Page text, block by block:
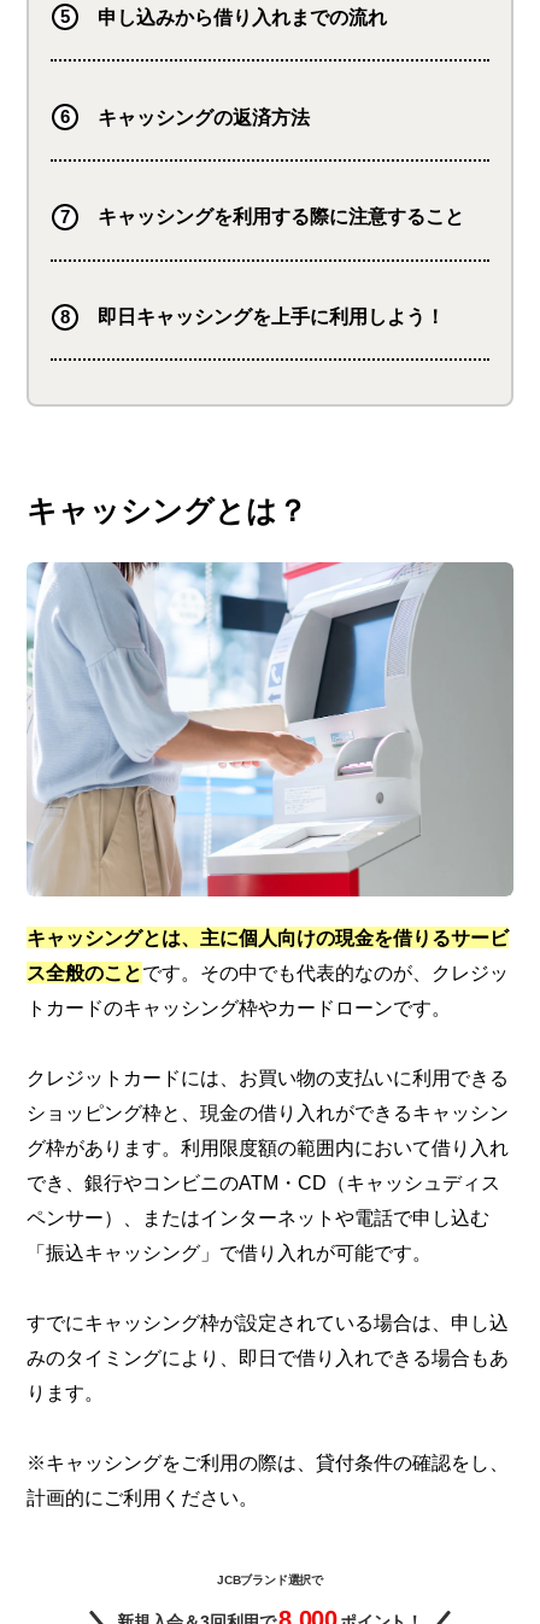
申し込みから借り入れまでの流れ
キャッシングの返済方法
キャッシングを利用する際に注意すること
即日キャッシングを上手に利用しよう！
キャッシングとは？
キャッシングとは、主に個人向けの現金を借りるサービ
ス全般のことです。その中でも代表的なのが、クレジッ
トカードのキャッシング枠やカードローンです。
クレジットカードには、お買い物の支払いに利用できる
ショッピング枠と、現金の借り入れができるキャッシン
グ枠があります。利用限度額の範囲内において借り入れ
でき、銀行やコンビニのATM・CD（キャッシュディス
ペンサー）、またはインターネットや電話で申し込む
「振込キャッシング」で借り入れが可能です。
すでにキャッシング枠が設定されている場合は、申し込
みのタイミングにより、即日で借り入れできる場合もあ
ります。
※キャッシングをご利用の際は、貸付条件の確認をし、
計画的にご利用ください。
JCBブランド選択で